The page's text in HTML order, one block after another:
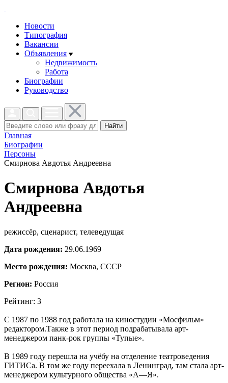
Новости
Типография
Вакансии
Объявления
Недвижимость
Работа
Биографии
Руководство
Найти
Главная
Биографии
Персоны
Смирнова Авдотья Андреевна
Смирнова Авдотья
Андреевна
режиссёр, сценарист, телеведущая
Дата рождения: 29.06.1969
Место рождения: Москва, СССР
Регион: Россия
Рейтинг: 3
С 1987 по 1988 год работала на киностудии «Мосфильм»
редактором.Также в этот период подрабатывала арт-
менеджером панк-рок группы «Тупые».
В 1989 году перешла на учёбу на отделение театроведения
ГИТИСа. В том же году переехала в Ленинград, там стала арт-
менеджером культурного общества «А—Я».